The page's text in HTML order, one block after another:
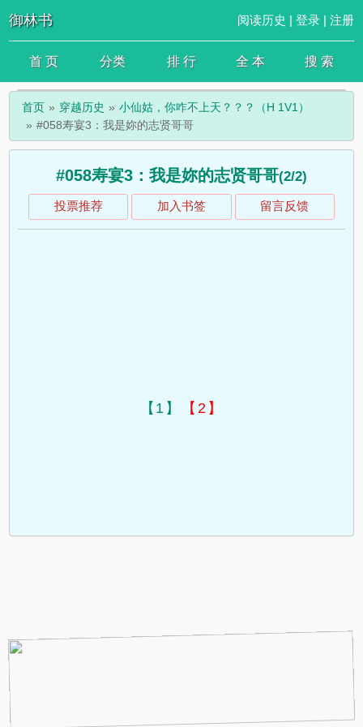
御林书 阅读历史 | 登录| 注册
首 页 分类 排 行 全 本 搜 索
首页 穿越历史
小仙姑，你咋不上天？？？（H 1V1）
#058寿宴3：我是妳的志贤哥哥
#058寿宴3：我是妳的志贤哥哥(2/2)
投票推荐 加入书签 留言反馈
【1】 【2】